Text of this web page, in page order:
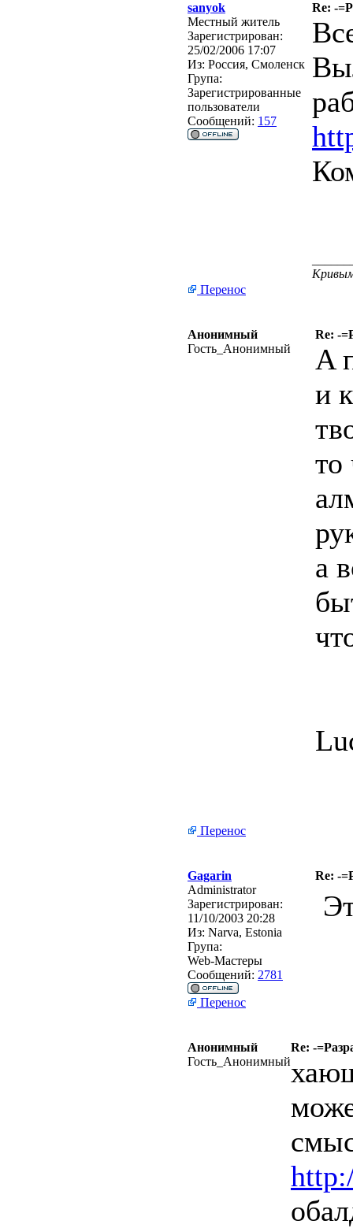
sanyok
Re: -
Местный житель
Зарегистрирован:
25/02/2006 17:07
Из: Россия, Смоленск
Група:
Зарегистрированные
пользователи
Сообщений: 157
Перенос
Анонимный
Re: -
Гость_Анонимный
A
и
то
а
Перенос
Gagarin
Re: -
Administrator
Зарегистрирован:
11/10/2003 20:28
Из: Narva, Estonia
Група:
Web-Мастеры
Сообщений: 2781
Перенос
Анонимный
Re: -
Гость_Анонимный